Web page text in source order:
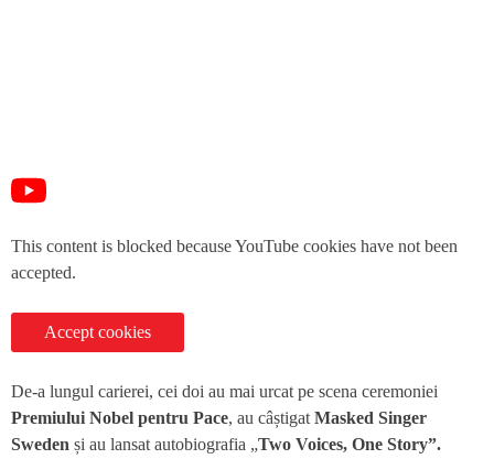
This content is blocked because YouTube cookies have not been
accepted.
Accept cookies
De-a lungul carierei, cei doi au mai urcat pe scena ceremoniei
Premiului Nobel pentru Pace, au câștigat Masked Singer
Sweden și au lansat autobiografia „Two Voices, One Story”.